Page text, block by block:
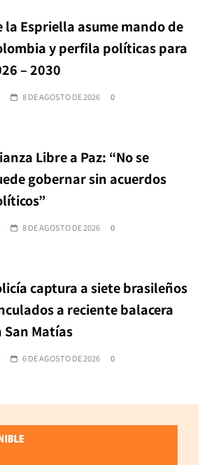
la Espriella asume mando de
y perfila políticas para
– 2030
8 DE AGOSTO DE 2026 0
Libre a Paz: “No se
gobernar sin acuerdos
8 DE AGOSTO DE 2026 0
captura a siete brasileños
a reciente balacera
San Matías
6 DE AGOSTO DE 2026 0